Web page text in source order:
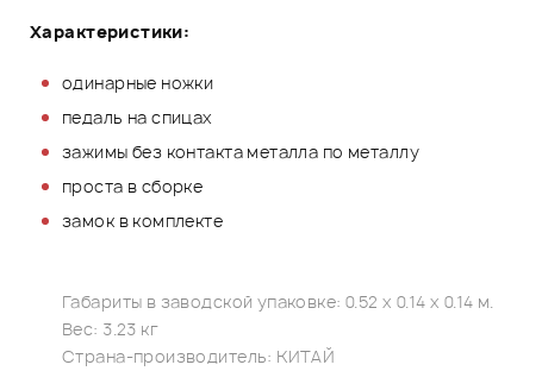
Характеристики:
одинарные ножки
педаль на спицах
зажимы без контакта металла по металлу
проста в сборке
замок в комплекте
Габариты в заводской упаковке: 0.52 x 0.14 x 0.14 м.
Вес: 3.23 кг
Страна-производитель: КИТАЙ